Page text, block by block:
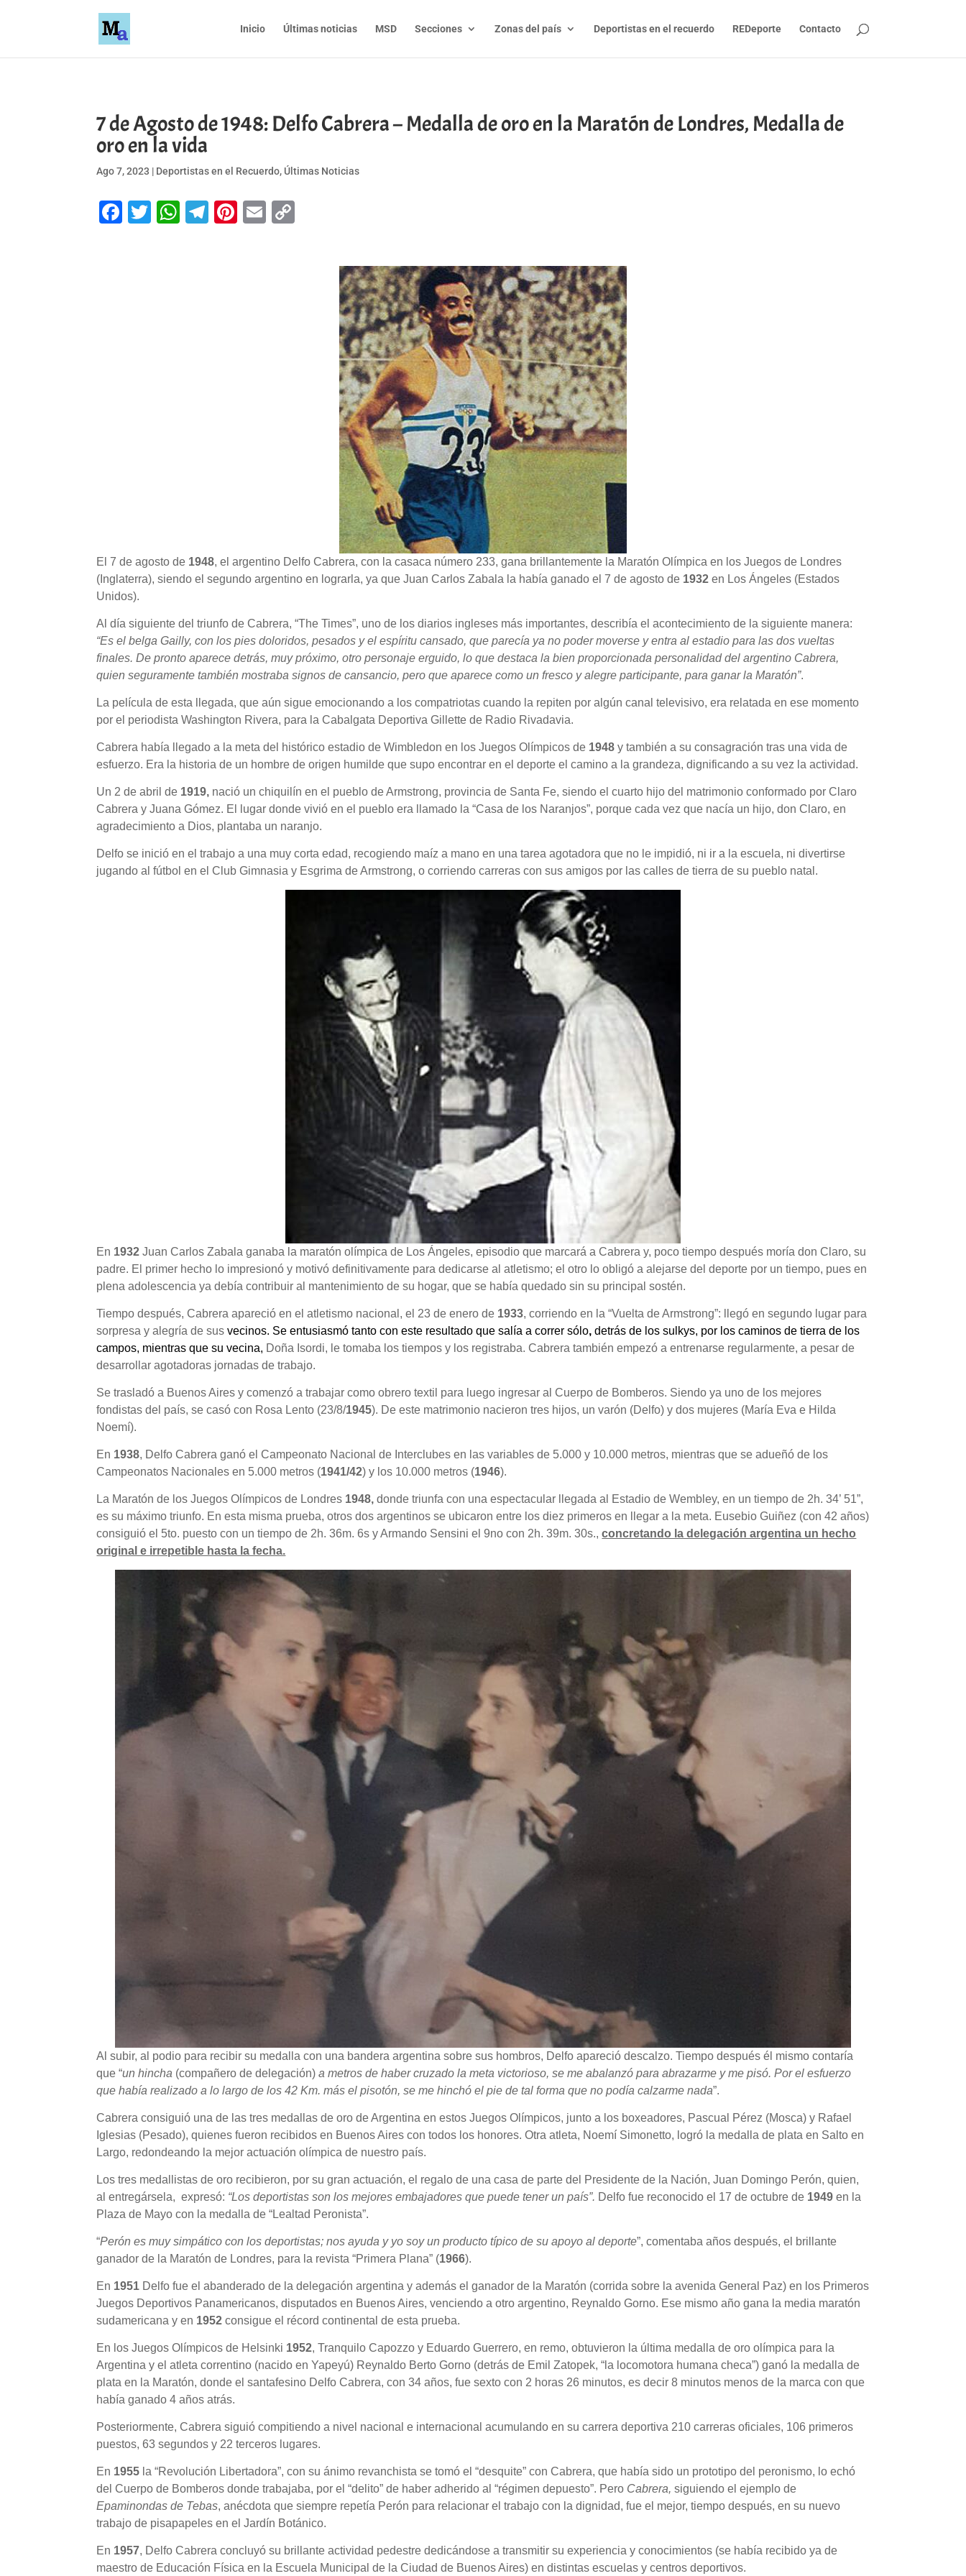
Inicio Últimas noticias MSD Secciones Zonas del país Deportistas en el recuerdo REDeporte Contacto
7 de Agosto de 1948: Delfo Cabrera – Medalla de oro en la Maratón de Londres, Medalla de
oro en la vida
Ago 7, 2023 | Deportistas en el Recuerdo, Últimas Noticias
Facebook
Twitter
WhatsApp
Telegram
Pinterest
Email
El 7 de agosto de 1948, el argentino Delfo Cabrera, con la casaca número 233, gana brillantemente la Maratón Olímpica en los Juegos de Londres
(Inglaterra), siendo el segundo argentino en lograrla, ya que Juan Carlos Zabala la había ganado el 7 de agosto de 1932 en Los Ángeles (Estados
Unidos).
Al día siguiente del triunfo de Cabrera, “The Times”, uno de los diarios ingleses más importantes, describía el acontecimiento de la siguiente manera:
“Es el belga Gailly, con los pies doloridos, pesados y el espíritu cansado, que parecía ya no poder moverse y entra al estadio para las dos vueltas
finales. De pronto aparece detrás, muy próximo, otro personaje erguido, lo que destaca la bien proporcionada personalidad del argentino Cabrera,
quien seguramente también mostraba signos de cansancio, pero que aparece como un fresco y alegre participante, para ganar la Maratón”.
La película de esta llegada, que aún sigue emocionando a los compatriotas cuando la repiten por algún canal televisivo, era relatada en ese momento
por el periodista Washington Rivera, para la Cabalgata Deportiva Gillette de Radio Rivadavia.
Cabrera había llegado a la meta del histórico estadio de Wimbledon en los Juegos Olímpicos de 1948 y también a su consagración tras una vida de
esfuerzo. Era la historia de un hombre de origen humilde que supo encontrar en el deporte el camino a la grandeza, dignificando a su vez la actividad.
Un 2 de abril de 1919, nació un chiquilín en el pueblo de Armstrong, provincia de Santa Fe, siendo el cuarto hijo del matrimonio conformado por Claro
Cabrera y Juana Gómez. El lugar donde vivió en el pueblo era llamado la “Casa de los Naranjos”, porque cada vez que nacía un hijo, don Claro, en
agradecimiento a Dios, plantaba un naranjo.
Delfo se inició en el trabajo a una muy corta edad, recogiendo maíz a mano en una tarea agotadora que no le impidió, ni ir a la escuela, ni divertirse
jugando al fútbol en el Club Gimnasia y Esgrima de Armstrong, o corriendo carreras con sus amigos por las calles de tierra de su pueblo natal.
En 1932 Juan Carlos Zabala ganaba la maratón olímpica de Los Ángeles, episodio que marcará a Cabrera y, poco tiempo después moría don Claro, su
padre. El primer hecho lo impresionó y motivó definitivamente para dedicarse al atletismo; el otro lo obligó a alejarse del deporte por un tiempo, pues en
plena adolescencia ya debía contribuir al mantenimiento de su hogar, que se había quedado sin su principal sostén.
Tiempo después, Cabrera apareció en el atletismo nacional, el 23 de enero de 1933, corriendo en la “Vuelta de Armstrong”: llegó en segundo lugar para
sorpresa y alegría de susvecinos. Se entusiasmó tanto con este resultado que salía a correr sólo,detrás de los sulkys, por los caminos de tierra de los
campos, mientras que su vecina, Doña Isordi, le tomaba los tiempos y los registraba. Cabrera también empezó a entrenarse regularmente, a pesar de
desarrollar agotadoras jornadas de trabajo.
Se trasladó a Buenos Aires y comenzó a trabajar como obrero textil para luego ingresar al Cuerpo de Bomberos. Siendo ya uno de los mejores
fondistas del país, se casó con Rosa Lento (23/8/1945). De este matrimonio nacieron tres hijos, un varón (Delfo) y dos mujeres (María Eva e Hilda
Noemí).
En 1938, Delfo Cabrera ganó el Campeonato Nacional de Interclubes en las variables de 5.000 y 10.000 metros, mientras que se adueñó de los
Campeonatos Nacionales en 5.000 metros (1941/42) y los 10.000 metros (1946).
La Maratón de los Juegos Olímpicos de Londres 1948, donde triunfa con una espectacular llegada al Estadio de Wembley, en un tiempo de 2h. 34’ 51”,
es su máximo triunfo. En esta misma prueba, otros dos argentinos se ubicaron entre los diez primeros en llegar a la meta. Eusebio Guiñez (con 42 años)
consiguió el 5to. puesto con un tiempo de 2h. 36m. 6s y Armando Sensini el 9no con 2h. 39m. 30s.,concretando la delegación argentina un hecho
original e irrepetible hasta la fecha.
Al subir, al podio para recibir su medalla con una bandera argentina sobre sus hombros, Delfo apareció descalzo. Tiempo después él mismo contaría
que “un hincha (compañero de delegación)a metros de haber cruzado la meta victorioso, se me abalanzó para abrazarme y me pisó. Por el esfuerzo
que había realizado a lo largo de los 42 Km. más el pisotón, se me hinchó el pie de tal forma que no podía calzarme nada”.
Cabrera consiguió una de las tres medallas de oro de Argentina en estos Juegos Olímpicos, junto a los boxeadores, Pascual Pérez (Mosca) y Rafael
Iglesias (Pesado), quienes fueron recibidos en Buenos Aires con todos los honores. Otra atleta, Noemí Simonetto, logró la medalla de plata en Salto en
Largo, redondeando la mejor actuación olímpica de nuestro país.
Los tres medallistas de oro recibieron, por su gran actuación, el regalo de una casa de parte del Presidente de la Nación, Juan Domingo Perón, quien,
al entregársela, expresó: “Los deportistas son los mejores embajadores que puede tener un país”. Delfo fue reconocido el 17 de octubre de 1949 en la
Plaza de Mayo con la medalla de “Lealtad Peronista”.
“Perón es muy simpático con los deportistas; nos ayuda y yo soy un producto típico de su apoyo al deporte”, comentaba años después, el brillante
ganador de la Maratón de Londres, para la revista “Primera Plana” (1966).
En 1951 Delfo fue el abanderado de la delegación argentina y además el ganador de la Maratón (corrida sobre la avenida General Paz) en los Primeros
Juegos Deportivos Panamericanos, disputados en Buenos Aires, venciendo a otro argentino, Reynaldo Gorno. Ese mismo año gana la media maratón
sudamericana y en 1952 consigue el récord continental de esta prueba.
En los Juegos Olímpicos de Helsinki 1952, Tranquilo Capozzo y Eduardo Guerrero, en remo, obtuvieron la última medalla de oro olímpica para la
Argentina y el atleta correntino (nacido en Yapeyú) Reynaldo Berto Gorno (detrás de Emil Zatopek, “la locomotora humana checa”) ganó la medalla de
plata en la Maratón, donde el santafesino Delfo Cabrera, con 34 años, fue sexto con 2 horas 26 minutos, es decir 8 minutos menos de la marca con que
había ganado 4 años atrás.
Posteriormente, Cabrera siguió compitiendo a nivel nacional e internacional acumulando en su carrera deportiva 210 carreras oficiales, 106 primeros
puestos, 63 segundos y 22 terceros lugares.
En 1955 la “Revolución Libertadora”, con su ánimo revanchista se tomó el “desquite” con Cabrera, que había sido un prototipo del peronismo, lo echó
del Cuerpo de Bomberos donde trabajaba, por el “delito” de haber adherido al “régimen depuesto”. Pero Cabrera,siguiendo el ejemplo de
Epaminondas de Tebas, anécdota que siempre repetía Perón para relacionar el trabajo con la dignidad, fue el mejor, tiempo después, en su nuevo
trabajo de pisapapeles en el Jardín Botánico.
En 1957, Delfo Cabrera concluyó su brillante actividad pedestre dedicándose a transmitir su experiencia y conocimientos (se había recibido ya de
maestro de Educación Física en la Escuela Municipal de la Ciudad de Buenos Aires) en distintas escuelas y centros deportivos.